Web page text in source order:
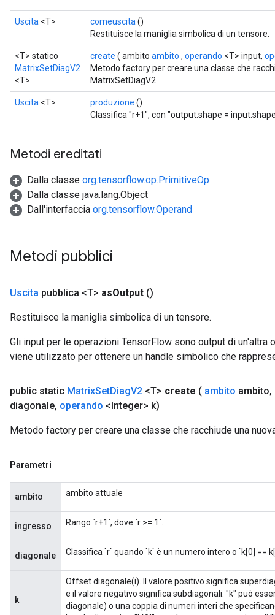
Uscita <T> comeuscita ()
Restituisce la maniglia simbolica di un tensore.
<T> statico
MatrixSetDiagV2
<T>
create ( ambito ambito , operando <T> input,
Metodo factory per creare una classe che
MatrixSetDiagV2.
Uscita <T> produzione ()
Classifica "r+1", con "output.shape =
Metodi ereditati
Dalla classe org.tensorflow.op.PrimitiveOp
Dalla classe java.lang.Object
Dall'interfaccia org.tensorflow.Operand
Metodi pubblici
Uscita pubblica <T> asOutput ()
Restituisce la maniglia simbolica di un tensore.
Gli input per le operazioni TensorFlow sono output di un'altra
viene utilizzato per ottenere un handle simbolico che
public static MatrixSetDiagV2 <T> create ( ambito ambito,
diagonale, operando <Integer> k)
Metodo factory per creare una classe che racchiude una
Parametri
ambito ambito attuale
ingresso Rango `r+1`, dove `r >= 1`.
diagonale Classifica `r` quando `k` è un numero intero o `k[0] ==
k
Offset diagonale(i). Il valore positivo significa
e il valore negativo significa subdiagonali. "k" può
diagonale) o una coppia di numeri interi che